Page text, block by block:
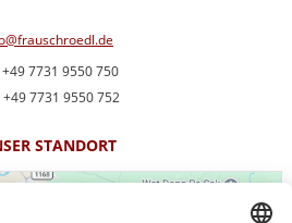
7731 9550 750
+49 7731 9550 752
STANDORT